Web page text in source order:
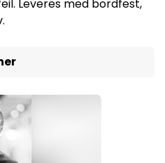
Leveres med bordfest,